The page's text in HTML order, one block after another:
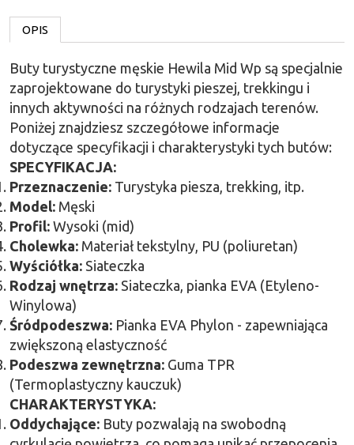
OPIS
Buty turystyczne męskie Hewila Mid Wp są specjalnie
zaprojektowane do turystyki pieszej, trekkingu i
innych aktywności na różnych rodzajach terenów.
Poniżej znajdziesz szczegółowe informacje
dotyczące specyfikacji i charakterystyki tych butów:
SPECYFIKACJA:
Przeznaczenie: Turystyka piesza, trekking, itp.
Model: Męski
Profil: Wysoki (mid)
Cholewka: Materiał tekstylny, PU (poliuretan)
Wyściółka: Siateczka
Rodzaj wnętrza: Siateczka, pianka EVA (Etyleno-
Winylowa)
Śródpodeszwa: Pianka EVA Phylon - zapewniająca
zwiększoną elastyczność
Podeszwa zewnętrzna: Guma TPR
(Termoplastyczny kauczuk)
CHARAKTERYSTYKA:
Oddychające: Buty pozwalają na swobodną